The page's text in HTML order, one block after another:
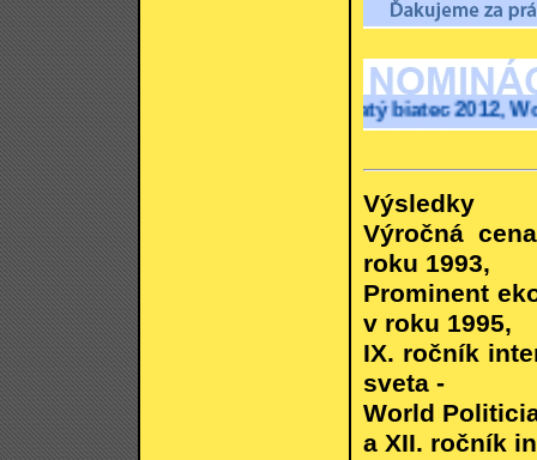
Zlatý biatec 2012, World
Výsledky
Výročná
roku 1993,
Prominent
v roku 1995,
IX. ročník
sveta -
World
a XII. ročník